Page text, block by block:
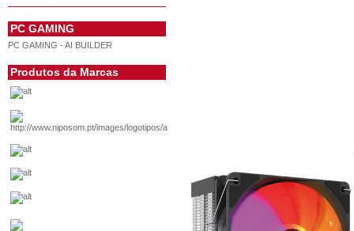
PC GAMING
PC GAMING - AI BUILDER
Produtos da Marcas